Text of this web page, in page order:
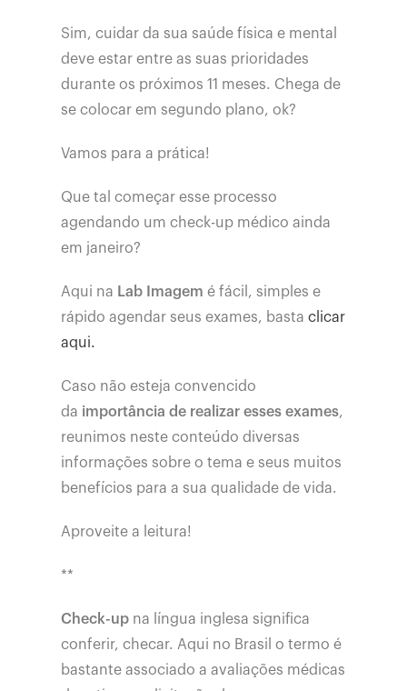
Sim, cuidar da sua saúde física e mental
deve estar entre as suas prioridades
durante os próximos 11 meses. Chega de
se colocar em segundo plano, ok?
Vamos para a prática!
Que tal começar esse processo
agendando um check-up médico ainda
em janeiro?
Aqui na Lab Imagem é fácil, simples e
rápido agendar seus exames, bastaclicar
aqui.
Caso não esteja convencido
da importância de realizar esses exames,
reunimos neste conteúdo diversas
informações sobre o tema e seus muitos
benefícios para a sua qualidade de vida.
Aproveite a leitura!
**
Check-up na língua inglesa significa
conferir, checar. Aqui no Brasil o termo é
bastante associado a avaliações médicas